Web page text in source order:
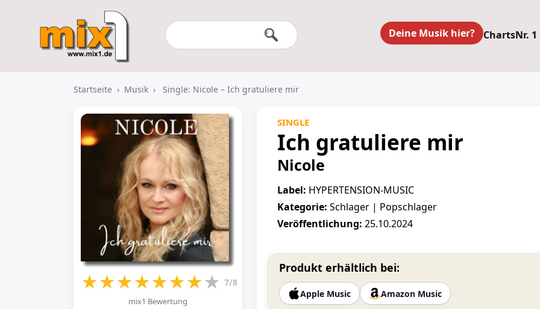
Deine Musik hier? ChartsNr.
Startseite › Musik › Single: Nicole – Ich gratuliere mir
★★★★★★★★ 7/8
mix1 Bewertung
SINGLE
Ich gratuliere mir
Nicole
Label: HYPERTENSION-MUSIC
Kategorie: Schlager | Popschlager
Veröffentlichung: 25.10.2024
Produkt erhältlich bei:
Apple Music Amazon Music